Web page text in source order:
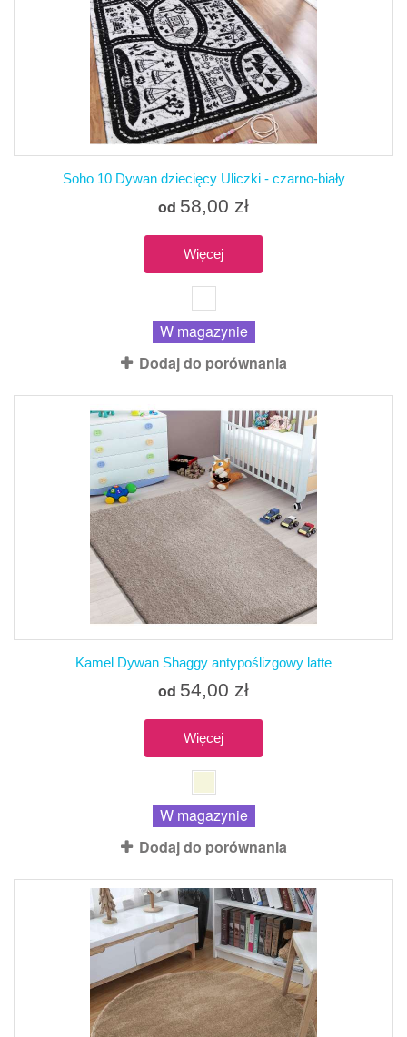
Soho 10 Dywan dziecięcy Uliczki - czarno-biały
od 58,00 zł
Więcej
W magazynie
Dodaj do porównania
Kamel Dywan Shaggy antypoślizgowy latte
od 54,00 zł
Więcej
W magazynie
Dodaj do porównania